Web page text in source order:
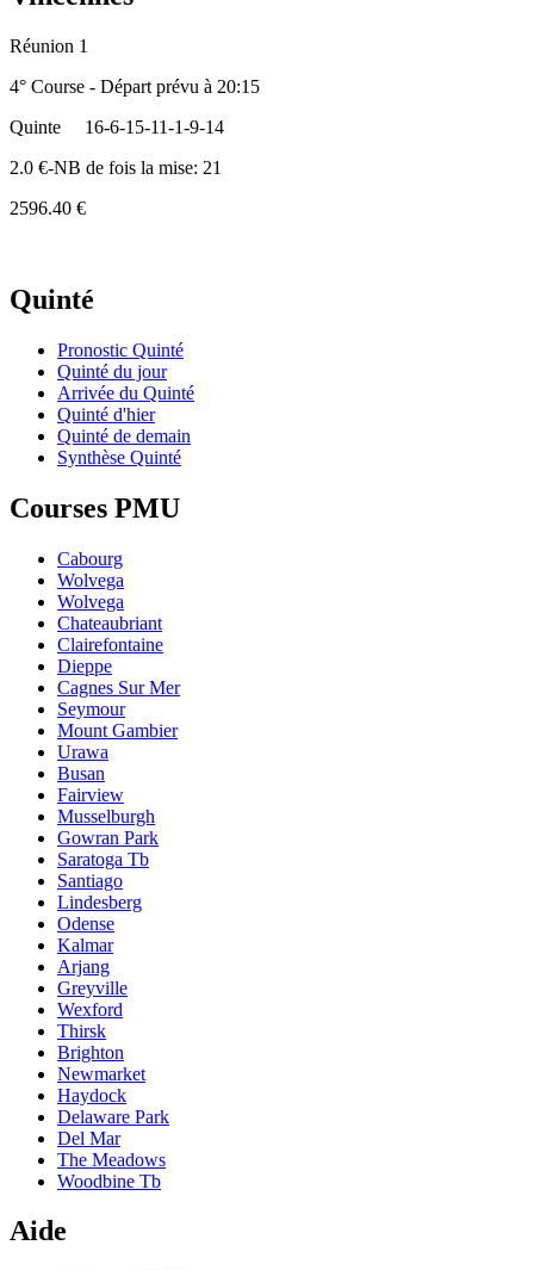
Réunion 1
4° Course - Départ prévu à 20:15
Quinte
16-6-15-11-1-9-14
2.0 €-NB de fois la mise: 21
2596.40 €
Quinté
Pronostic Quinté
Quinté du jour
Arrivée du Quinté
Quinté d'hier
Quinté de demain
Synthèse Quinté
Courses PMU
Cabourg
Wolvega
Wolvega
Chateaubriant
Clairefontaine
Dieppe
Cagnes Sur Mer
Seymour
Mount Gambier
Urawa
Busan
Fairview
Musselburgh
Gowran Park
Saratoga Tb
Santiago
Lindesberg
Odense
Kalmar
Arjang
Greyville
Wexford
Thirsk
Brighton
Newmarket
Haydock
Delaware Park
Del Mar
The Meadows
Woodbine Tb
Aide